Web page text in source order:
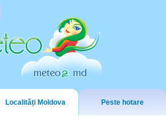
Localități Moldova Peste hotare